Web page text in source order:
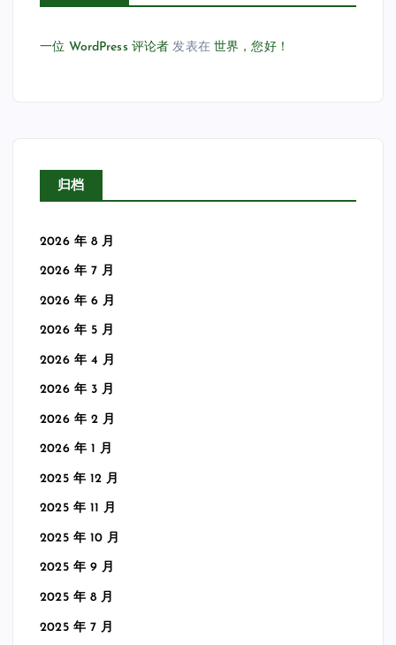
一位 WordPress 评论者 发表在世界，您好！
归档
2026 年 8 月
2026 年 7 月
2026 年 6 月
2026 年 5 月
2026 年 4 月
2026 年 3 月
2026 年 2 月
2026 年 1 月
2025 年 12 月
2025 年 11 月
2025 年 10 月
2025 年 9 月
2025 年 8 月
2025 年 7 月